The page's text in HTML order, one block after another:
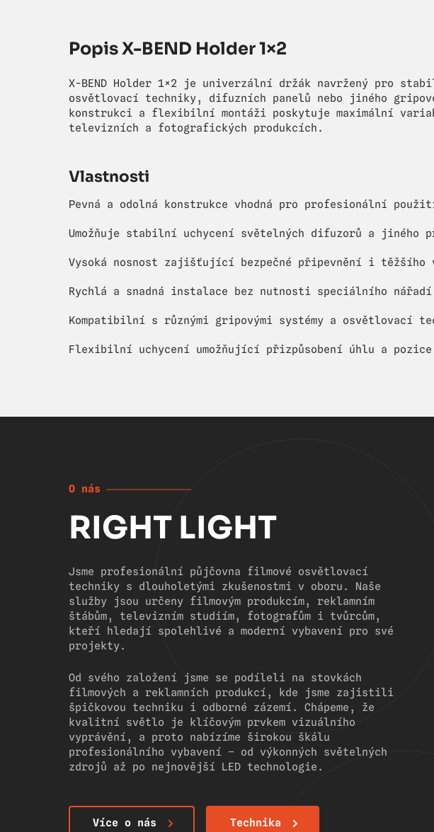
Popis X-BEND Holder 1×2
X-BEND Holder 1×2 je univerzální držák navržený pro
osvětlovací techniky, difuzních panelů nebo jiného
konstrukci a flexibilní montáži poskytuje maximální
televizních a fotografických produkcích.
Vlastnosti
Pevná a odolná konstrukce vhodná pro profesionální
Umožňuje stabilní uchycení světelných difuzorů a jiného
Vysoká nosnost zajišťující bezpečné připevnění i těžšího
Rychlá a snadná instalace bez nutnosti speciálního nářadí
Kompatibilní s různými gripovými systémy a osvětlovací
Flexibilní uchycení umožňující přizpůsobení úhlu a
O nás
RIGHT LIGHT
Jsme profesionální půjčovna filmové osvětlovací
techniky s dlouholetými zkušenostmi v oboru. Naše
služby jsou určeny filmovým produkcím, reklamním
štábům, televizním studiím, fotografům i tvůrcům,
kteří hledají spolehlivé a moderní vybavení pro své
projekty.
Od svého založení jsme se podíleli na stovkách
filmových a reklamních produkcí, kde jsme zajistili
špičkovou techniku i odborné zázemí. Chápeme, že
kvalitní světlo je klíčovým prvkem vizuálního
vyprávění, a proto nabízíme širokou škálu
profesionálního vybavení – od výkonných světelných
zdrojů až po nejnovější LED technologie.
Více o nás Technika